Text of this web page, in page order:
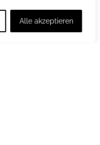
Alle akzeptieren